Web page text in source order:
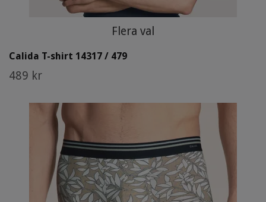
Flera val
Calida T-shirt 14317 / 479
489 kr